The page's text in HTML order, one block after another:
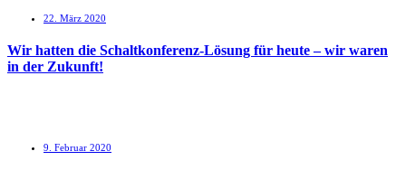
22. März 2020
Wir hatten die Schaltkonferenz-Lösung für heute – wir waren
in der Zukunft!
9. Februar 2020